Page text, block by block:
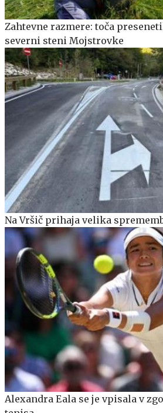
Zahtevne razmere: toča
severni steni Mojstrovke
Na Vršič prihaja velika
Alexandra Eala se je vpisala v